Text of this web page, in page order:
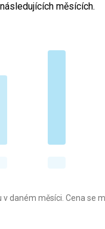
měsících.
daném měsíci. Cena se